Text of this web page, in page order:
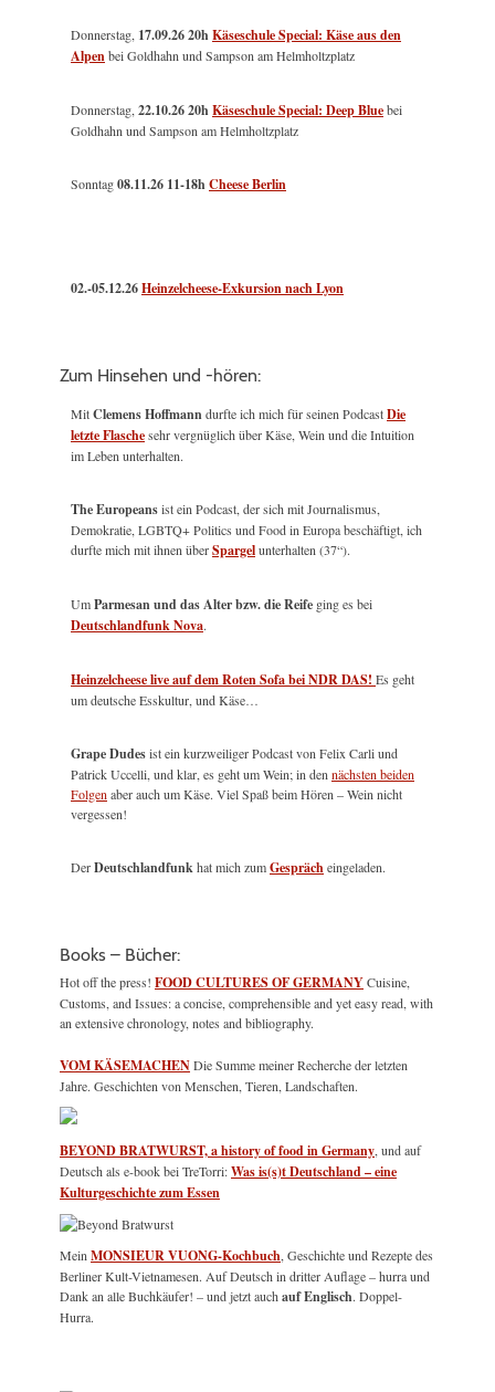
Donnerstag, 17.09.26 20hKäseschule Special: Käse aus den
Alpenbei Goldhahn und Sampson am Helmholtzplatz
Donnerstag,22.10.26 20hKäseschule Special: Deep Bluebei
Goldhahn und Sampson am Helmholtzplatz
Sonntag08.11.26 11-18hCheese Berlin
02.-05.12.26Heinzelcheese-Exkursion nach Lyon
Zum Hinsehen und -hören:
MitClemens Hoffmanndurfte ich mich für seinen PodcastDie
letzte Flaschesehr vergnüglich über Käse, Wein und die Intuition
im Leben unterhalten.
The Europeansist ein Podcast, der sich mit Journalismus,
Demokratie, LGBTQ+ Politics und Food in Europa beschäftigt, ich
durfte mich mit ihnen überSpargelunterhalten (37“).
UmParmesan und das Alter bzw. die Reife ging es bei
Deutschlandfunk Nova.
Heinzelcheese live auf dem Roten Sofa bei NDR DAS! Es geht
um deutsche Esskultur, und Käse…
Grape Dudesist ein kurzweiliger Podcast von Felix Carli und
Patrick Uccelli, und klar, es geht um Wein; in dennächsten beiden
Folgenaber auch um Käse. Viel Spaß beim Hören – Wein nicht
vergessen!
DerDeutschlandfunkhat mich zumGesprächeingeladen.
Books – Bücher:
Hot off the press! FOOD CULTURES OF GERMANYCuisine,
Customs, and Issues: a concise, comprehensible and yet easy read, with
an extensive chronology, notes and bibliography.
VOM KÄSEMACHENDie Summe meiner Recherche der letzten
Jahre. Geschichten von Menschen, Tieren, Landschaften.
BEYOND BRATWURST, a history of food in Germany, und auf
Deutsch als e-book bei TreTorri:Was is(s)t Deutschland – eine
Kulturgeschichte zum Essen
MeinMONSIEUR VUONG-Kochbuch, Geschichte und Rezepte des
Berliner Kult-Vietnamesen. Auf Deutsch in dritter Auflage – hurra und
Dank an alle Buchkäufer! – und jetzt auchauf Englisch. Doppel-
Hurra.